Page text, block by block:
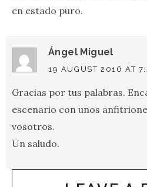
en estado puro.
Ángel Miguel
19 AUGUST 2016 AT
Gracias por tus palabras.
escenario con unos
vosotros.
Un saludo.